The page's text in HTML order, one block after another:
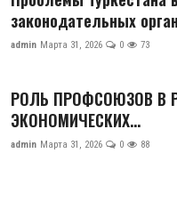
законодательных
admin Марта 31, 2026 0 73
РОЛЬ ПРОФСОЮЗОВ В
ЭКОНОМИЧЕСКИХ...
admin Марта 31, 2026 0 88